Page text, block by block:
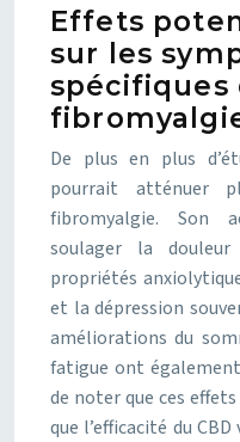
Effets
sur les
spécifiques
De plus en plus
pourrait atténuer
fibromyalgie. Son
soulager la
propriétés
et la dépression
améliorations du
fatigue ont
de noter que ces
que l’efficacité du